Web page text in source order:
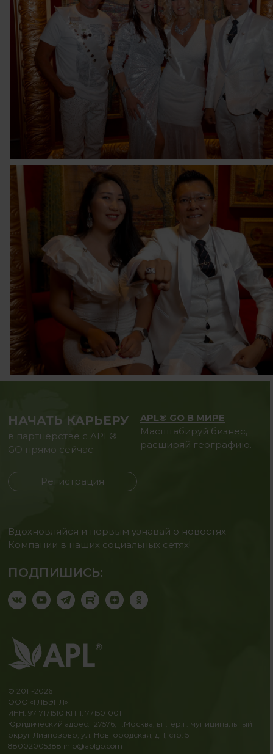
НАЧАТЬ КАРЬЕРУ
в партнерстве с APL®
GO прямо сейчас
Регистрация
APL® GO В МИРЕ
Масштабируй бизнес,
расширяй географию.
Вдохновляйся и первым узнавай о новостях
Компании в наших социальных сетях!
ПОДПИШИСЬ:
© 2011-2026
ООО «ГЛБЭПЛ»
ИНН: 9717171510 КПП: 771501001
Юридический адрес: 127576, г.Москва, вн.тер.г. муниципальный
округ Лианозово, ул. Новгородская, д. 1, стр. 5
88002005388 info@aplgo.com